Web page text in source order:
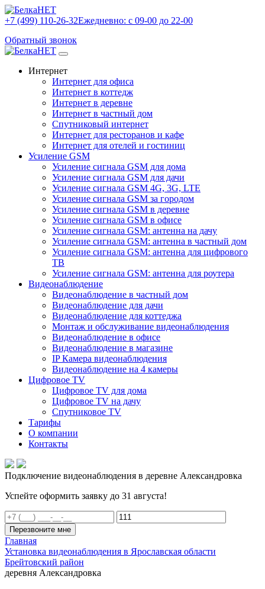
+7 (499) 110-26-32Ежедневно: с 09-00 до 22-00
Обратный звонок
Интернет
Интернет для офиса
Интернет в коттедж
Интернет в деревне
Интернет в частный дом
Спутниковый интернет
Интернет для ресторанов и кафе
Интернет для отелей и гостиниц
Усиление GSM
Усиление сигнала GSM для дома
Усиление сигнала GSM для дачи
Усиление сигнала GSM 4G, 3G, LTE
Усиление сигнала GSM за городом
Усиление сигнала GSM в деревне
Усиление сигнала GSM в офисе
Усиление сигнала GSM: антенна на дачу
Усиление сигнала GSM: антенна в частный дом
Усиление сигнала GSM: антенна для цифрового
ТВ
Усиление сигнала GSM: антенна для роутера
Видеонаблюдение
Видеонаблюдение в частный дом
Видеонаблюдение для дачи
Видеонаблюдение для коттеджа
Монтаж и обслуживание видеонаблюдения
Видеонаблюдение в офисе
Видеонаблюдение в магазине
IP Камера видеонаблюдения
Видеонаблюдение на 4 камеры
Цифровое TV
Цифровое TV для дома
Цифровое TV на дачу
Спутниковое TV
Тарифы
О компании
Контакты
Подключение видеонаблюдения в деревне Александровка
Успейте оформить заявку до 31 августа!
Перезвоните мне
Главная
Установка видеонаблюдения в Ярославская области
Брейтовский район
деревня Александровка